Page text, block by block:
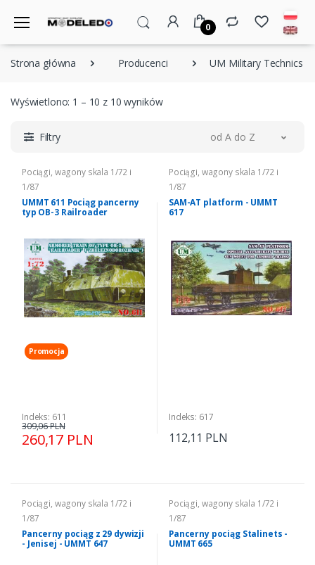
0
Strona główna Producenci UM Military Technics
Wyświetlono: 1 – 10 z 10 wyników
Filtry od A do Z
Pociągi, wagony skala 1/72 i
1/87
UMMT 611 Pociąg pancerny
typ OB-3 Railroader
Promocja
Indeks: 611
260,17 PLN
309,06 PLN
Pociągi, wagony skala 1/72 i
1/87
SAM-AT platform - UMMT
617
Indeks: 617
112,11 PLN
Pociągi, wagony skala 1/72 i
1/87
Pancerny pociąg z 29 dywizji
- Jenisej - UMMT 647
Pociągi, wagony skala 1/72 i
1/87
Pancerny pociąg Stalinets -
UMMT 665